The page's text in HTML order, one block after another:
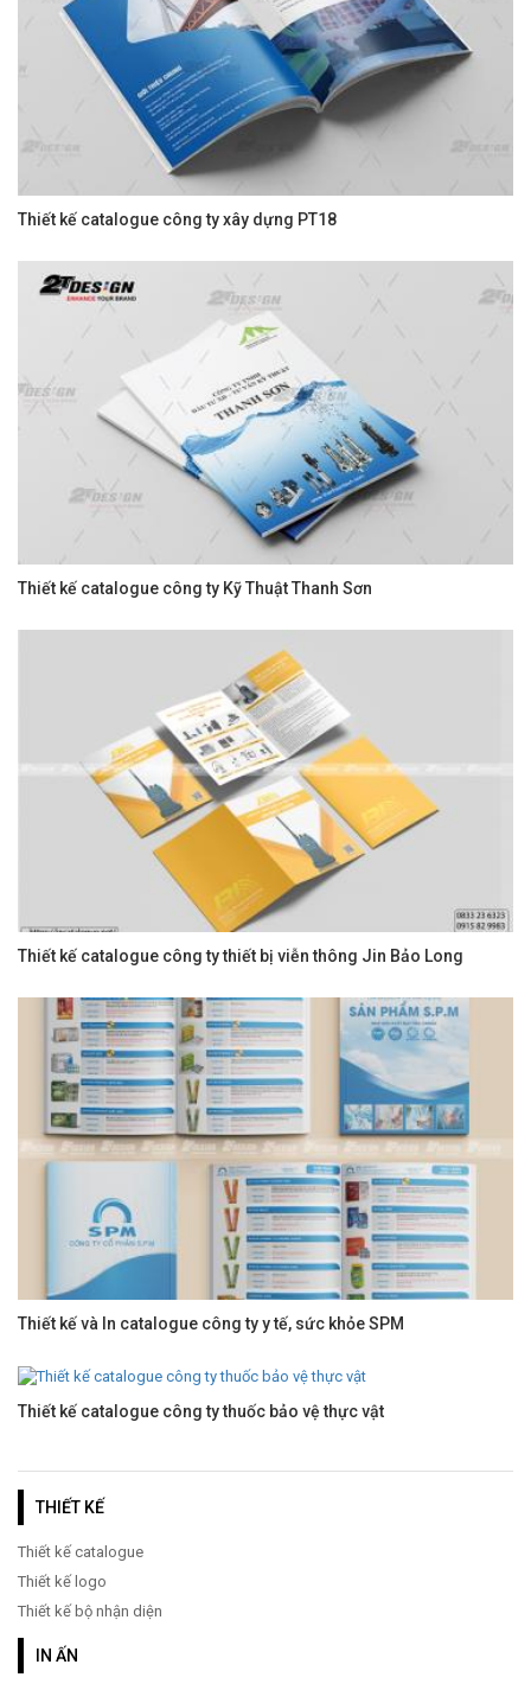
Thiết kế catalogue công ty xây dựng PT18
Thiết kế catalogue công ty Kỹ Thuật Thanh Sơn
Thiết kế catalogue công ty thiết bị viễn thông Jin Bảo Long
Thiết kế và In catalogue công ty y tế, sức khỏe SPM
Thiết kế catalogue công ty thuốc bảo vệ thực vật
THIẾT KẾ
Thiết kế catalogue
Thiết kế logo
Thiết kế bộ nhận diện
IN ẤN